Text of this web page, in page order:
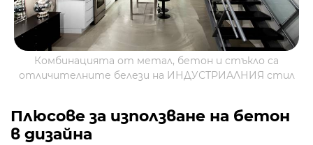
Комбинацията от метал, бетон и стъкло са
отличителните белези на ИНДУСТРИАЛНИЯ стил
Плюсове за използване на бетон
в дизайна